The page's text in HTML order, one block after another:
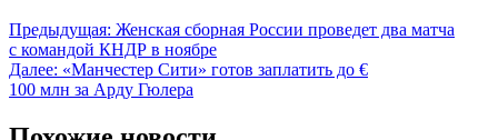
Предыдущая: Женская сборная России проведет два матча
с командой КНДР в ноябре
Далее: «Манчестер Сити» готов заплатить до €
100 млн за Арду Гюлера